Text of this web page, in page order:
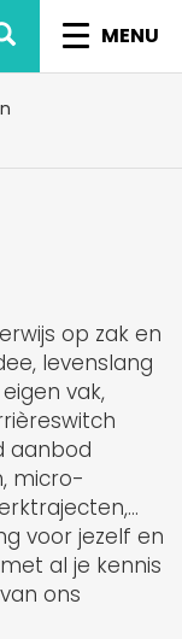
MENU
op zak en
levenslang
vak,
aanbod
micro-
voor jezelf en
al je kennis
ons